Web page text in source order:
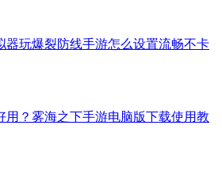
器玩爆裂防线手游怎么设置流畅不卡
用？雾海之下手游电脑版下载使用教